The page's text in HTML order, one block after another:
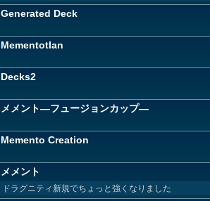
Generated Deck
Mementotlan
Decks2
メメント―フュージョンカップ―
Memento Creation
メメント
ドラグニティ新規でちょっと強くなりました